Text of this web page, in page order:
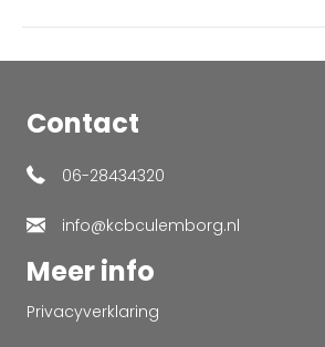
Contact
06-28434320
info@kcbculemborg.nl
Meer info
Privacyverklaring